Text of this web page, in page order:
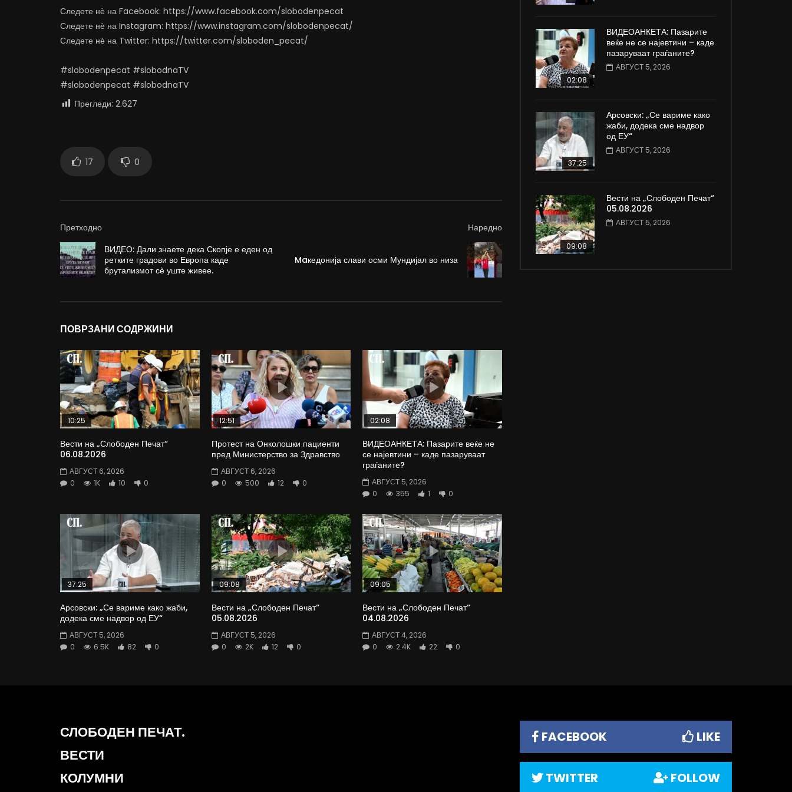
Следете нѐ на Facebook: https://www.facebook.com/slobodenpecat
Следете нѐ на Instagram: https://www.instagram.com/slobodenpecat/
Следете нѐ на Twitter: https://twitter.com/sloboden_pecat/
#slobodenpecat #slobodnaTV
#slobodenpecat #slobodnaTV
Прегледи: 2.627
17 0
Претходно
ВИДЕО: Дали знаете дека Скопје е еден од
ретките градови во Европа каде
брутализмот сѐ уште живее.
Наредно
Maкедонија слави осми Мундијал во низа
ПОВРЗАНИ СОДРЖИНИ
10:25
Вести на „Слободен Печат“
06.08.2026
АВГУСТ 6, 2026
0
1K 10 0
12:51
Протест на Онколошки пациенти
пред Министерство за Здравство
АВГУСТ 6, 2026
0
500 12 0
02:08
ВИДЕОАНКЕТА: Пазарите веќе не
се најевтини – каде пазаруваат
граѓаните?
АВГУСТ 5, 2026
0
355 1 0
37:25
Арсовски: „Се вариме како жаби,
додека сме надвор од ЕУ“
АВГУСТ 5, 2026
0
6.5K 82 0
09:08
Вести на „Слободен Печат“
05.08.2026
АВГУСТ 5, 2026
0
2K 12 0
09:05
Вести на „Слободен Печат“
04.08.2026
АВГУСТ 4, 2026
0
2.4K 22 0
02:08
ВИДЕОАНКЕТА: Пазарите
веќе не се најевтини – каде
пазаруваат граѓаните?
АВГУСТ 5, 2026
37:25
Арсовски: „Се вариме како
жаби, додека сме надвор
од ЕУ“
АВГУСТ 5, 2026
09:08
Вести на „Слободен Печат“
05.08.2026
АВГУСТ 5, 2026
СЛОБОДЕН ПЕЧАТ.
ВЕСТИ
КОЛУМНИ
FACEBOOK LIKE
TWITTER FOLLOW